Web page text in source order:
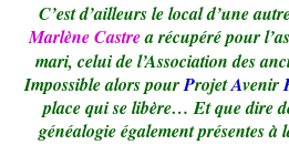
C’est d’ailleurs le local d’une
Marlène Castrea récupéré pour
mari, celui de l’Association des
Impossible alors pourProjetAvenir
place qui se libère… Et que dire
généalogie également présentes à